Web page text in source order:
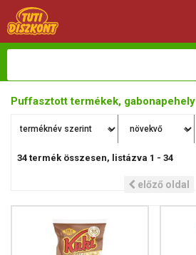
Puffasztott termékek, gabonapehely
34 termék összesen, listázva 1 - 34
előző oldal